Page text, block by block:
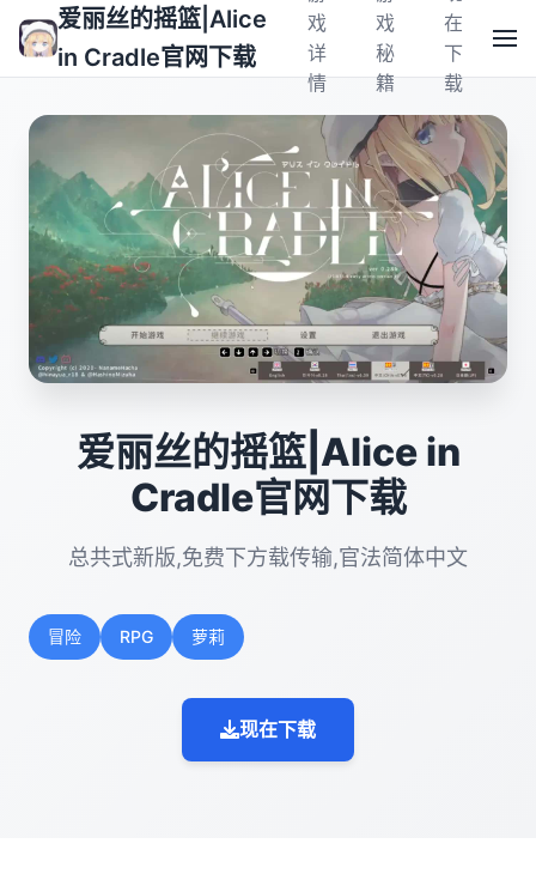
爱丽丝的摇篮|Alice
in Cradle官网下载
戏
详
情
戏
秘
籍
在
下
载
爱丽丝的摇篮|Alice in
Cradle官网下载
总共式新版,免费下方载传输,官法简体中文
冒险 RPG 萝莉
现在下载